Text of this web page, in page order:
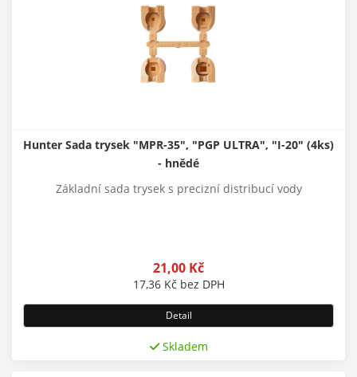
Hunter Sada trysek "MPR-35", "PGP ULTRA", "I-20" (4ks)
- hnědé
Základní sada trysek s precizní distribucí vody
21,00 Kč
17,36 Kč bez DPH
Detail
Skladem